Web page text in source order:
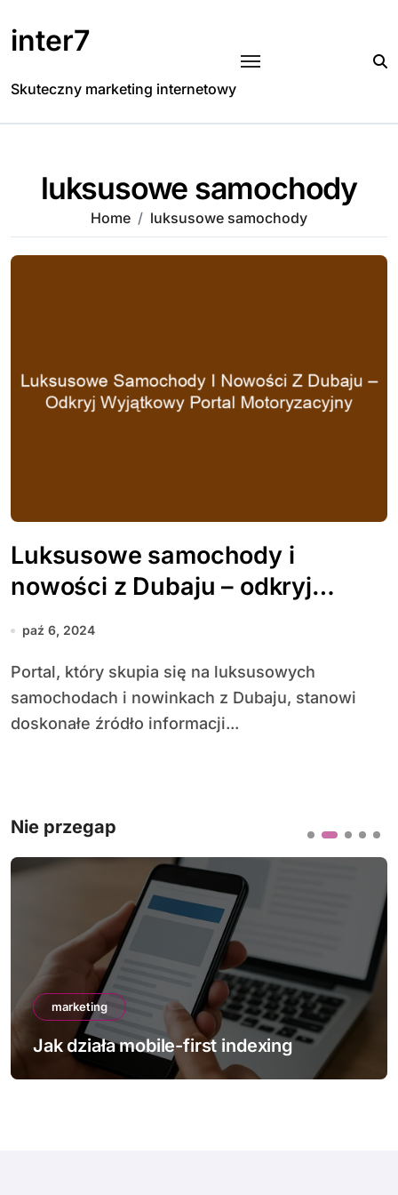
to
content
inter7
Skuteczny marketing internetowy
luksusowe samochody
Home luksusowe samochody
Luksusowe samochody i
nowości z Dubaju – odkryj
wyjątkowy portal motoryzacyjny
paź 6, 2024
Portal, który skupia się na luksusowych
samochodach i nowinkach z Dubaju, stanowi
doskonałe źródło informacji...
Nie przegap
marketing
Jak działa mobile-first indexing